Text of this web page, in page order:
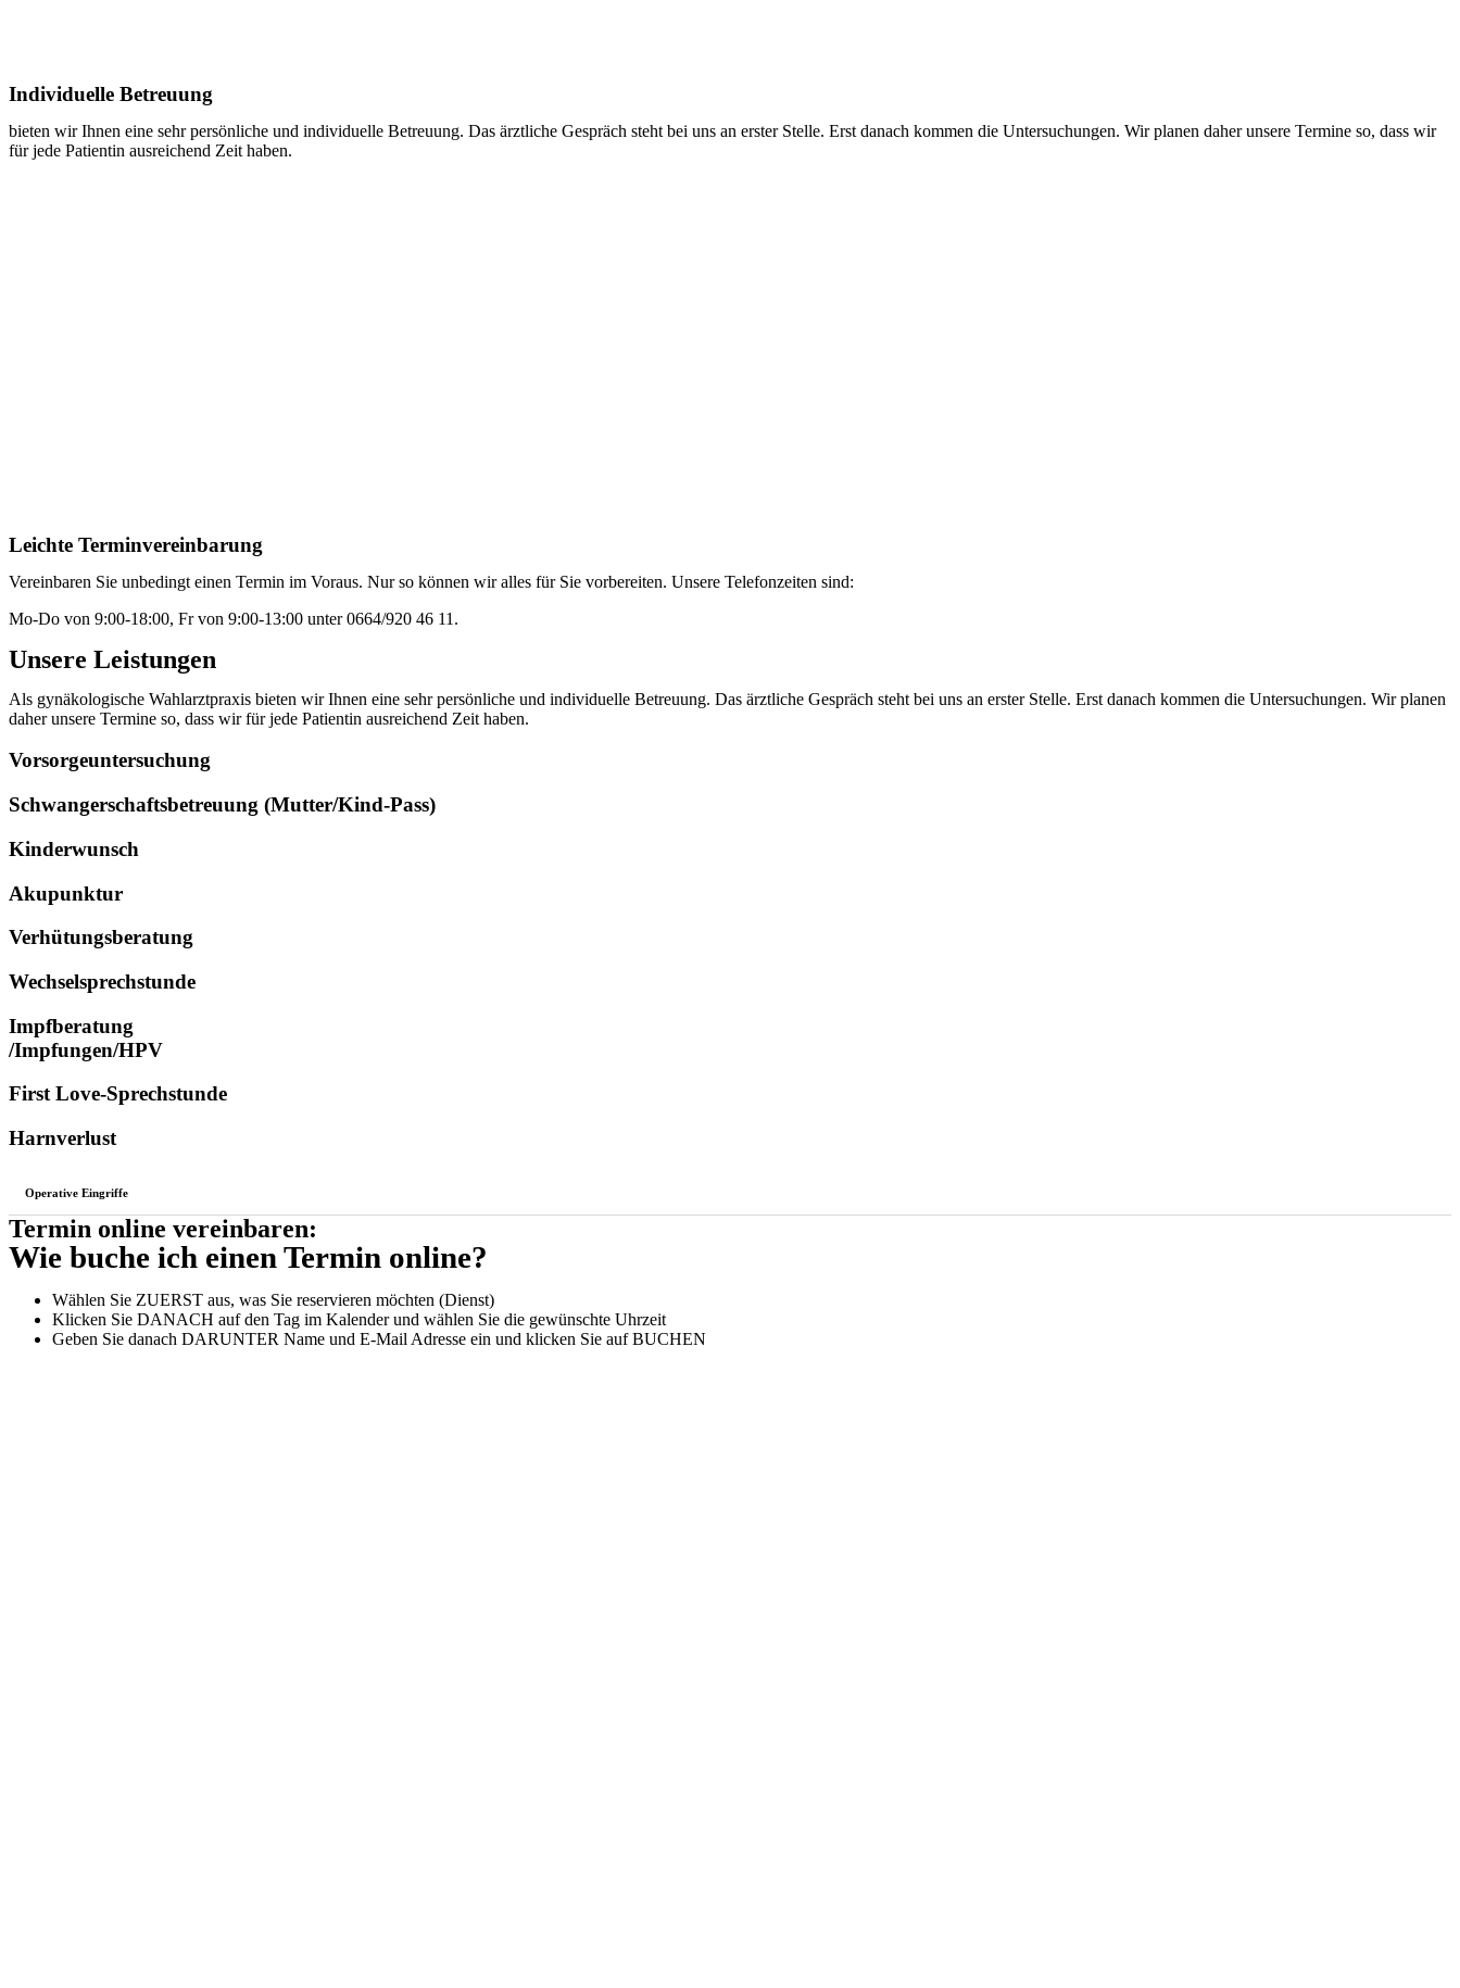
Individuelle Betreuung
bieten wir Ihnen eine sehr persönliche und individuelle Betreuung. Das ärztliche Gespräch steht bei uns an erster Stelle. Erst danach kommen die Untersuchungen. Wir planen daher unsere Termine so, dass wir
für jede Patientin ausreichend Zeit haben.
Leichte Terminvereinbarung
Vereinbaren Sie unbedingt einen Termin im Voraus. Nur so können wir alles für Sie vorbereiten. Unsere Telefonzeiten sind:
Mo-Do von 9:00-18:00, Fr von 9:00-13:00 unter 0664/920 46 11.
Unsere Leistungen
Als gynäkologische Wahlarztpraxis bieten wir Ihnen eine sehr persönliche und individuelle Betreuung. Das ärztliche Gespräch steht bei uns an erster Stelle. Erst danach kommen die Untersuchungen. Wir planen
daher unsere Termine so, dass wir für jede Patientin ausreichend Zeit haben.
Vorsorgeuntersuchung
Schwangerschaftsbetreuung (Mutter/Kind-Pass)
Kinderwunsch
Akupunktur
Verhütungsberatung
Wechselsprechstunde
Impfberatung
/Impfungen/HPV
First Love-Sprechstunde
Harnverlust
Operative Eingriffe
Termin online vereinbaren:
Wie buche ich einen Termin online?
Wählen Sie ZUERST aus, was Sie reservieren möchten (Dienst)
Klicken Sie DANACH auf den Tag im Kalender und wählen Sie die gewünschte Uhrzeit
Geben Sie danach DARUNTER Name und E-Mail Adresse ein und klicken Sie auf BUCHEN